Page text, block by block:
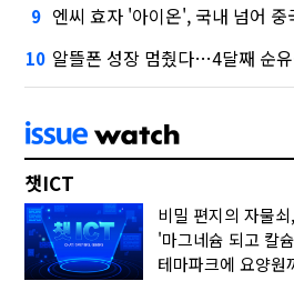
9 엔씨 효자 '아이온', 국내 넘어 중
10 알뜰폰 성장 멈췄다…4달째 순
챗ICT
비밀 편지의 자물